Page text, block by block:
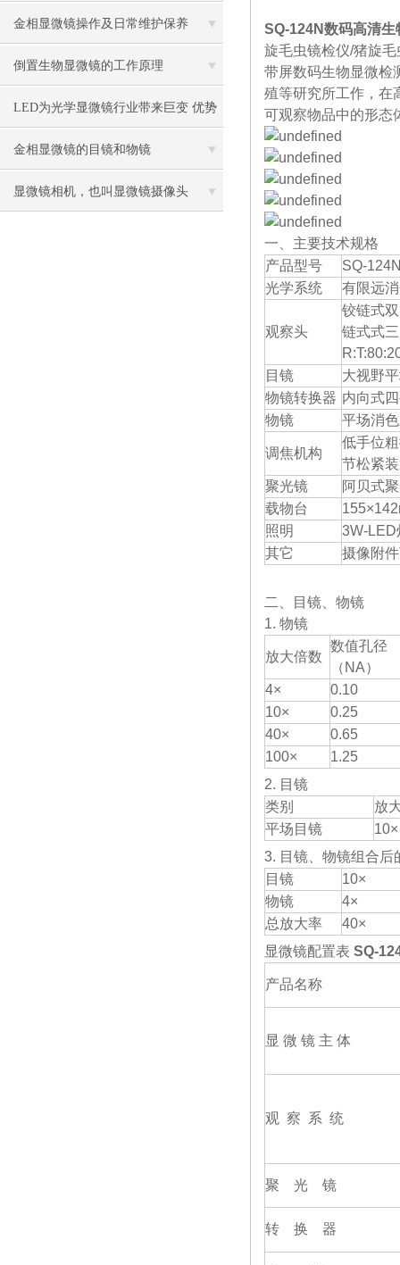
牌值得推荐
金相显微镜操作及日常维护保养
倒置生物显微镜的工作原理
LED为光学显微镜行业带来巨变 优势
比传统卤素更明显
金相显微镜的目镜和物镜
显微镜相机，也叫显微镜摄像头
SQ-124N数码高清
旋毛虫镜检仪/猪旋
带屏数码生物显微检
殖等研究所工作，在
可观察物品中的形态
一、主要技术规格
产品型号
SQ-
光学系统
有限远
观察头
铰链式
链式式
目镜
大视野
物镜转换器 内向式
物镜
平场消
调焦机构
低手位
节松紧
聚光镜
阿贝式
载物台
照明
3W-LED
其它
摄像附
二、目镜、物镜
1. 物镜
放大倍数
数值孔径
（NA）
4×
0.10
10×
0.25
40×
0.65
100×
1.25
2. 目镜
类别
放
平场目镜
10×
3. 目镜、物镜组合后
目镜
10×
物镜
4×
总放大率
40×
显微镜配置表 SQ-
产品名称
显 微 镜 主 体
观 察 系 统
聚 光 镜
转 换 器